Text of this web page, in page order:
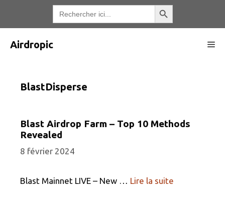
contenu
Recherche
Bouton de recherche
Airdropic
BlastDisperse
Blast Airdrop Farm – Top 10 Methods
Revealed
8 février 2024
Blast Mainnet LIVE – New … Lire la suite